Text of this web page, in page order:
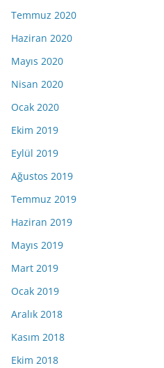
Temmuz 2020
Haziran 2020
Mayıs 2020
Nisan 2020
Ocak 2020
Ekim 2019
Eylül 2019
Ağustos 2019
Temmuz 2019
Haziran 2019
Mayıs 2019
Mart 2019
Ocak 2019
Aralık 2018
Kasım 2018
Ekim 2018